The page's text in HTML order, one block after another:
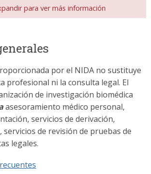
para ver más información
por el NIDA no sustituye
profesional ni la consulta legal. El
de investigación biomédica
asesoramiento médico personal,
servicios de derivación,
servicios de revisión de pruebas de
legales.